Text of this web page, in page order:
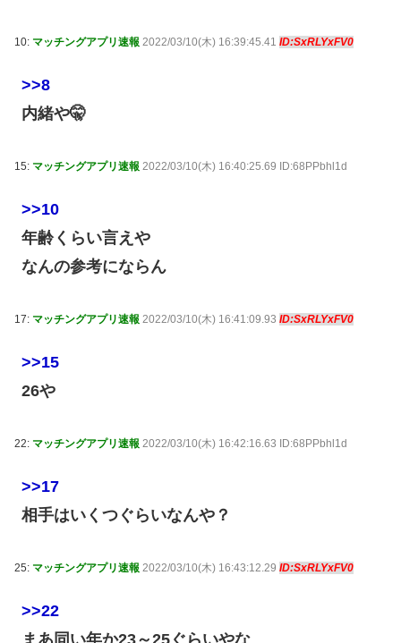
10: マッチングアプリ速報 2022/03/10(木) 16:39:45.41 ID:SxRLYxFV0
>>8
内緒や🤫
15: マッチングアプリ速報 2022/03/10(木) 16:40:25.69 ID:68PPbhl1d
>>10
年齢くらい言えや
なんの参考にならん
17: マッチングアプリ速報 2022/03/10(木) 16:41:09.93 ID:SxRLYxFV0
>>15
26や
22: マッチングアプリ速報 2022/03/10(木) 16:42:16.63 ID:68PPbhl1d
>>17
相手はいくつぐらいなんや？
25: マッチングアプリ速報 2022/03/10(木) 16:43:12.29 ID:SxRLYxFV0
>>22